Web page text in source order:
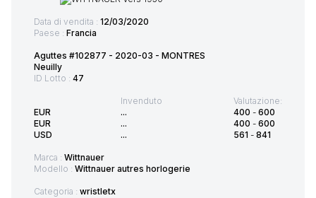
Data di vendita : 12/03/2020
Paese : Francia
Aguttes #102877 - 2020-03 - MONTRES
Neuilly
ID Lotto : 47
EUR
EUR
USD
Invenduto
...
...
...
Valutazione:
400 - 600
400 - 600
561 - 841
Marca : Wittnauer
Modello : Wittnauer autres horlogerie
Categoria : wristletx